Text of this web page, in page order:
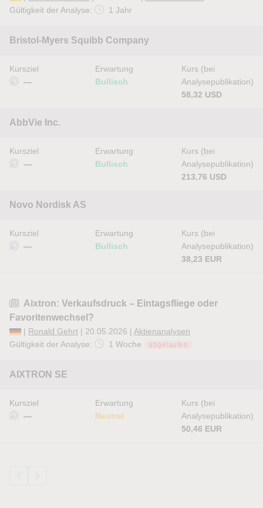
Gültigkeit der Analyse:
1 Jahr
Bristol-Myers Squibb Company
Kursziel
—
Erwartung
Bullisch
Kurs (bei
Analysepublikation)
58,32 USD
AbbVie Inc.
Kursziel
—
Erwartung
Bullisch
Kurs (bei
Analysepublikation)
213,76 USD
Novo Nordisk AS
Kursziel
—
Erwartung
Bullisch
Kurs (bei
Analysepublikation)
38,23 EUR
Aixtron: Verkaufsdruck – Eintagsfliege oder
Favoritenwechsel?
| Ronald Gehrt | 20.05.2026 | Aktienanalysen
Gültigkeit der Analyse:
1 Woche abgelaufen
AIXTRON SE
Kursziel
—
Erwartung
Neutral
Kurs (bei
Analysepublikation)
50,46 EUR